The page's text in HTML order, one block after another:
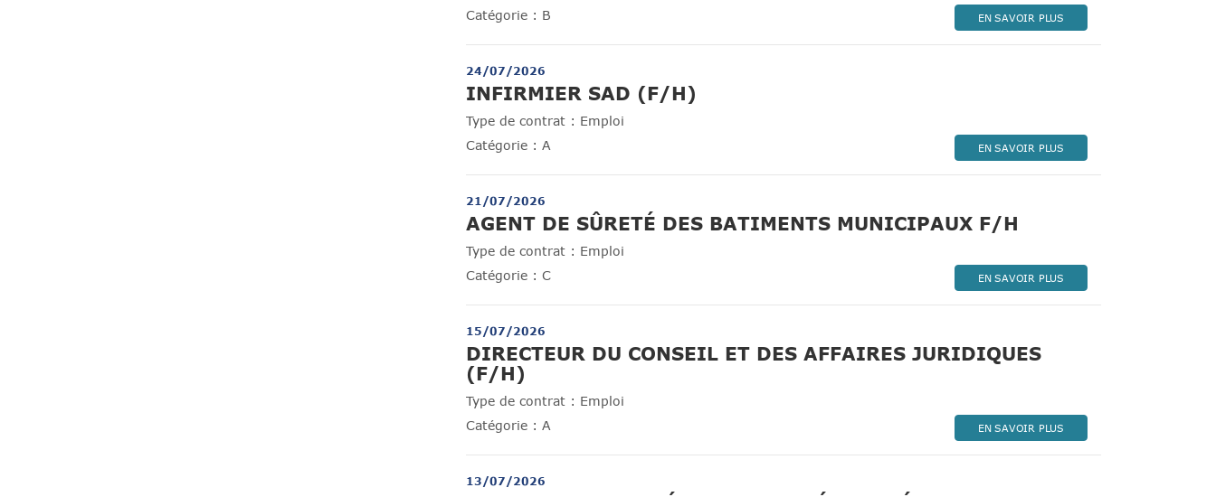
Catégorie : B EN SAVOIR PLUS
24/07/2026
INFIRMIER SAD (F/H)
Type de contrat : Emploi
Catégorie : A EN SAVOIR PLUS
21/07/2026
AGENT DE SÛRETÉ DES BATIMENTS MUNICIPAUX F/H
Type de contrat : Emploi
Catégorie : C EN SAVOIR PLUS
15/07/2026
DIRECTEUR DU CONSEIL ET DES AFFAIRES JURIDIQUES
(F/H)
Type de contrat : Emploi
Catégorie : A EN SAVOIR PLUS
13/07/2026